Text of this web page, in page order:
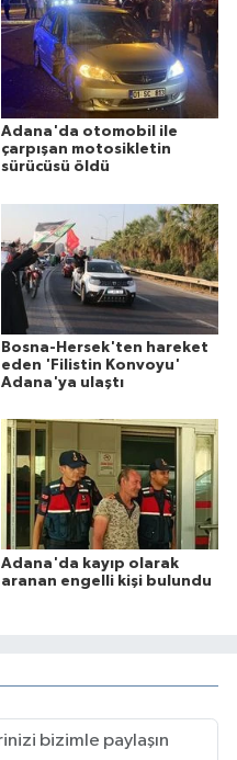
Adana'da otomobil ile
çarpışan motosikletin
sürücüsü öldü
Bosna-Hersek'ten hareket
eden 'Filistin Konvoyu'
Adana'ya ulaştı
Adana'da kayıp olarak
aranan engelli kişi bulundu